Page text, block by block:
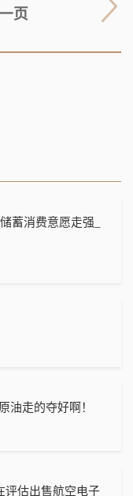
页
蓄消费意愿走强_
油走的夺好啊！
评估出售航空电子